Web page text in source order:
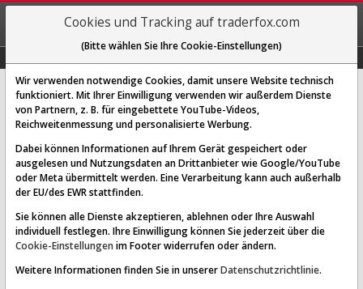
REGIS-
TRIEREN
Volvo Aktie: Realtime-Kurs &
Analyse (855689)
SCORING SYSTEMS:
Qualitäts-Check Dividenden-Check
Wachstums-Check
Robustheits-Check
Qualitäts-Check:Ist die Aktie zum Investieren
Infos zum Score
Cookies und Tracking auf traderfox.com
(Bitte wählen Sie Ihre Cookie-Einstellungen)
Wir verwenden notwendige Cookies, damit unsere Website technisch
funktioniert. Mit Ihrer Einwilligung verwenden wir außerdem Dienste
von Partnern, z. B. für eingebettete YouTube-Videos,
Reichweitenmessung und personalisierte Werbung.
Dabei können Informationen auf Ihrem Gerät gespeichert oder
ausgelesen und Nutzungsdaten an Drittanbieter wie Google/YouTube
oder Meta übermittelt werden. Eine Verarbeitung kann auch außerhalb
der EU/des EWR stattfinden.
Sie können alle Dienste akzeptieren, ablehnen oder Ihre Auswahl
individuell festlegen. Ihre Einwilligung können Sie jederzeit über die
Cookie-Einstellungen im Footer widerrufen oder ändern.
Weitere Informationen finden Sie in unsererDatenschutzrichtlinie.